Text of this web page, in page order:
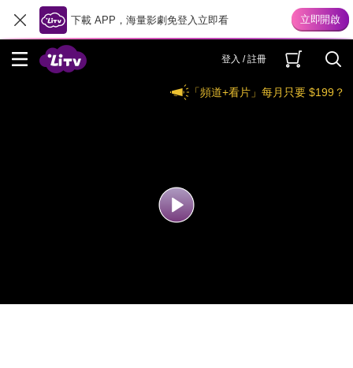
下載 APP，海量影劇免登入立即看
登入 / 註冊
「頻道+看片」每月只要 $199？